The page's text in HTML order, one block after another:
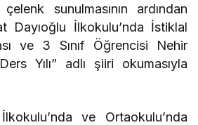
sunulmasının ardından
Dayıoğlu İlkokulu’nda İstiklal
ve 3 Sınıf Öğrencisi Nehir
Yılı” adlı şiiri okumasıyla
ve Ortaokulu’nda